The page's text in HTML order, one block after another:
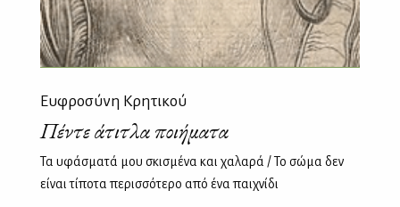
Ευφροσύνη Κρητικού
Πέντε άτιτλα ποιήματα
Τα υφάσματά μου σκισμένα και χαλαρά / Το σώμα δεν
είναι τίποτα περισσότερο από ένα παιχνίδι